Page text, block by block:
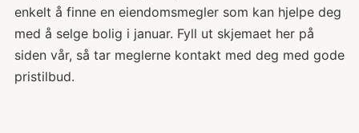
enkelt å finne en eiendomsmegler som kan hjelpe deg
med å selge bolig i januar. Fyll ut skjemaet her på
siden vår, så tar meglerne kontakt med deg med gode
pristilbud.